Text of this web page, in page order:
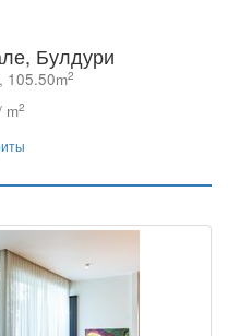
Булдури
105.50m2
m2